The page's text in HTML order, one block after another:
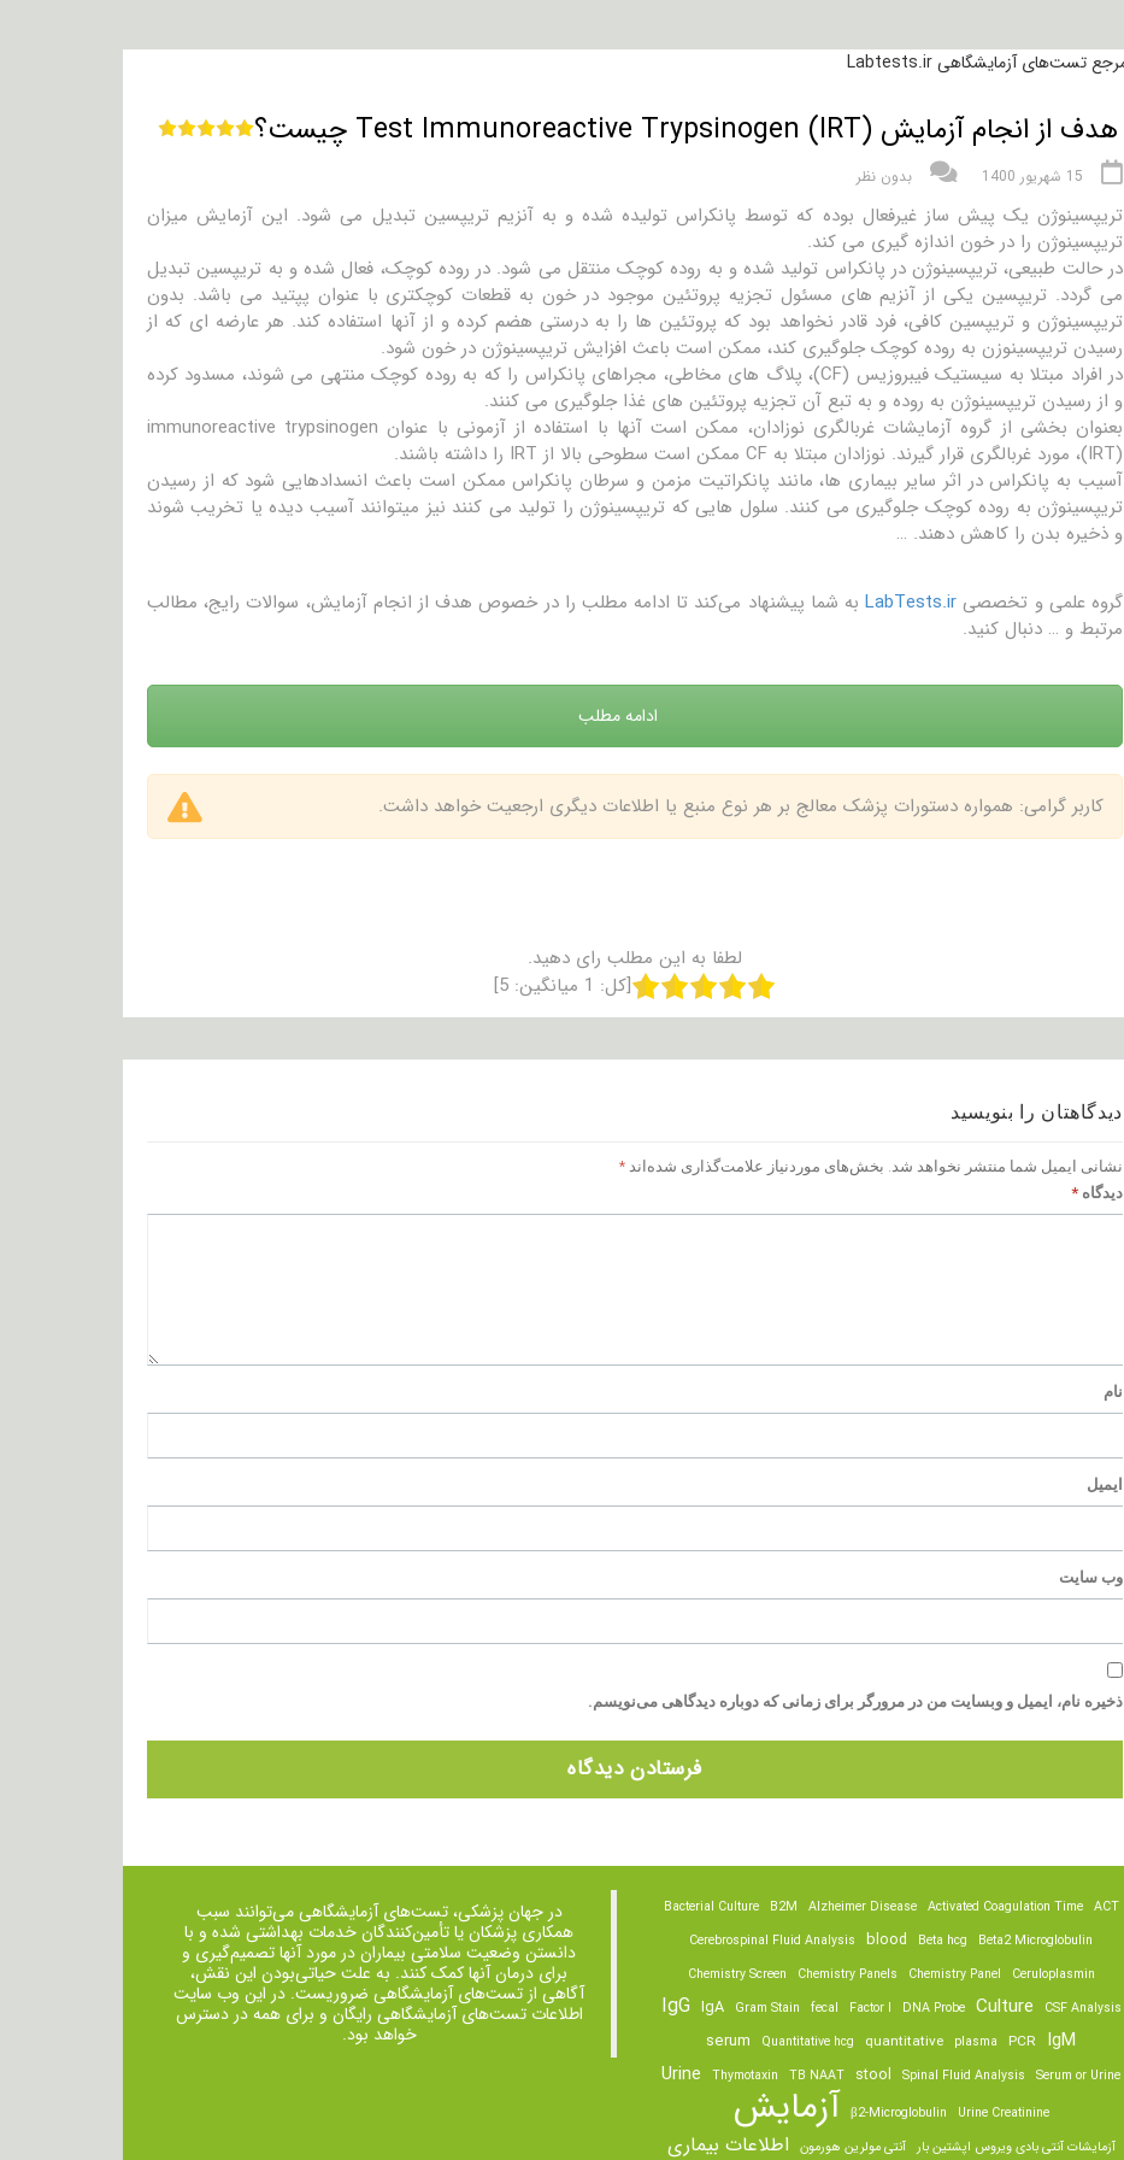
هدف از انجام آزمایش Test Immunoreactive Trypsinogen (IRT) چیست؟
15 شهریور 1400 بدون نظر
تریپسینوژن یک پیش ساز غیرفعال بوده که توسط پانکراس تولیده شده و به آنزیم تریپسین تبدیل می شود. این آزمایش میزان
تریپسینوژن را در خون اندازه گیری می کند.
در حالت طبیعی، تریپسینوژن در پانکراس تولید شده و به روده کوچک منتقل می شود. در روده کوچک، فعال شده و به تریپسین تبدیل
می گردد. تریپسین یکی از آنزیم های مسئول تجزیه پروتئین موجود در خون به قطعات کوچکتری با عنوان پپتید می باشد. بدون
تریپسینوژن و تریپسین کافی، فرد قادر نخواهد بود که پروتئین ها را به درستی هضم کرده و از آنها استفاده کند. هر عارضه ای که از
رسیدن تریپسینوزن به روده کوچک جلوگیری کند، ممکن است باعث افزایش تریپسینوژن در خون شود.
در افراد مبتلا به سیستیک فیبروزیس (CF)، پلاگ های مخاطی، مجراهای پانکراس را که به روده کوچک منتهی می شوند، مسدود کرده
و از رسیدن تریپسینوژن به روده و به تبع آن تجزیه پروتئین های غذا جلوگیری می کنند.
بعنوان بخشی از گروه آزمایشات غربالگری نوزادان، ممکن است آنها با استفاده از آزمونی با عنوان immunoreactive trypsinogen
(IRT)، مورد غربالگری قرار گیرند. نوزادان مبتلا به CF ممکن است سطوحی بالا از IRT را داشته باشند.
آسیب به پانکراس در اثر سایر بیماری ها، مانند پانکراتیت مزمن و سرطان پانکراس ممکن است باعث انسدادهایی شود که از رسیدن
تریپسینوژن به روده کوچک جلوگیری می کنند. سلول هایی که تریپسینوژن را تولید می کنند نیز میتوانند آسیب دیده یا تخریب شوند
و ذخیره بدن را کاهش دهند. …
گروه علمی و تخصصی LabTests.irبه شما پیشنهاد می‌کند تا ادامه مطلب را در خصوص هدف از انجام آزمایش، سوالات رایج، مطالب
مرتبط و … دنبال کنید.
ادامه مطلب
کاربر گرامی: همواره دستورات پزشک معالج بر هر نوع منبع یا اطلاعات دیگری ارجعیت خواهد داشت.
لطفا به این مطلب رای دهید.
[کل: 1 میانگین: 5
]
دیدگاهتان را بنویسید
نشانی ایمیل شما منتشر نخواهد شد. بخش‌های موردنیاز علامت‌گذاری شده‌اند *
دیدگاه *
نام
ایمیل
وب‌ سایت
ذخیره نام، ایمیل و وبسایت من در مرورگر برای زمانی که دوباره دیدگاهی می‌نویسم.
ACT
Activated Coagulation Time
Alzheimer Disease
B2M
Bacterial Culture
Beta2 Microglobulin
Beta hcg
blood
Cerebrospinal Fluid Analysis
Ceruloplasmin
Chemistry Panel
Chemistry Panels
Chemistry Screen
CSF Analysis
Culture
DNA Probe
Factor I
fecal
Gram Stain
IgA
IgG
IgM
PCR
plasma
quantitative
Quantitative hcg
serum
Serum or Urine
Spinal Fluid Analysis
stool
TB NAAT
Thymotaxin
Urine
Urine Creatinine
β2-Microglobulin آزمایش
آزمایشات آنتی بادی ویروس اپشتین بار آنتی مولرین هورمون اطلاعات بیماری
در جهان پزشکی، تست‌های آزمایشگاهی می‌توانند سبب
همکاری پزشکان یا تأمین‌کنندگان خدمات بهداشتی شده و با
دانستن وضعیت سلامتی بیماران در مورد آنها تصمیم‌گیری و
برای درمان ‌آنها کمک کنند. به علت حیاتی‌بودن این نقش،
آگاهی از تست‌های آزمایشگاهی ضروریست. در این وب سایت
اطلاعات تست‌های آزمایشگاهی رایگان و برای همه در دسترس
خواهد بود.